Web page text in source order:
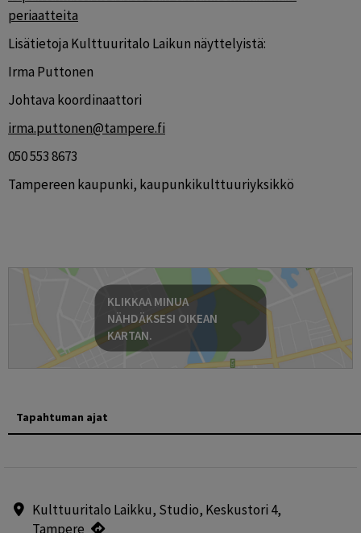
periaatteita
Lisätietoja Kulttuuritalo Laikun näyttelyistä:
Irma Puttonen
Johtava koordinaattori
irma.puttonen@tampere.fi
050 553 8673
Tampereen kaupunki, kaupunkikulttuuriyksikkö
KLIKKAA MINUA
NÄHDÄKSESI OIKEAN
KARTAN.
Tapahtuman ajat
Kulttuuritalo Laikku, Studio, Keskustori 4,
Tampere